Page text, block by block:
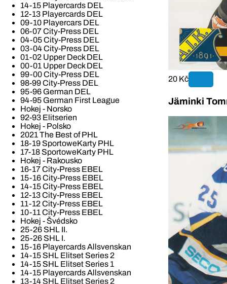
14-15 Playercards DEL
12-13 Playercards DEL
09-10 Playercars DEL
06-07 City-Press DEL
04-05 City-Press DEL
03-04 City-Press DEL
01-02 Upper Deck DEL
00-01 Upper Deck DEL
99-00 City-Press DEL
98-99 City-Press DEL
95-96 German DEL
94-95 German First League
Hokej - Norsko
92-93 Elitserien
Hokej - Polsko
2021 The Best of PHL
18-19 SportoweKarty PHL
17-18 SportoweKarty PHL
Hokej - Rakousko
16-17 City-Press EBEL
15-16 City-Press EBEL
14-15 City-Press EBEL
12-13 City-Press EBEL
11-12 City-Press EBEL
10-11 City-Press EBEL
Hokej - Švédsko
25-26 SHL II.
25-26 SHL I.
15-16 Playercards Allsvenskan
14-15 SHL Elitset Series 2
14-15 SHL Elitset Series 1
14-15 Playercards Allsvenskan
13-14 SHL Elitset Series 2
20 Kč
Jäminki